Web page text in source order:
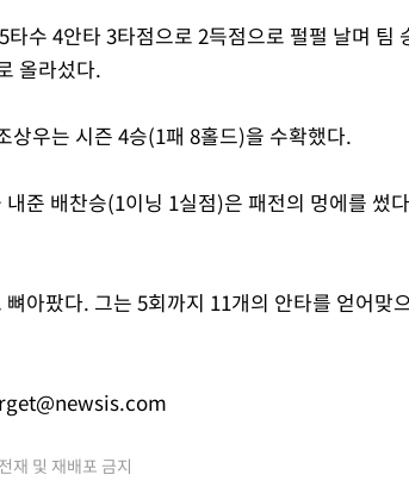
수 4안타 3타점으로 2득점으로 펄펄 날며 팀
올라섰다.
상우는 시즌 4승(1패 8홀드)을 수확했다.
준 배찬승(1이닝 1실점)은 패전의 멍에를 썼
아팠다. 그는 5회까지 11개의 안타를 얻어맞
재 및 재배포 금지